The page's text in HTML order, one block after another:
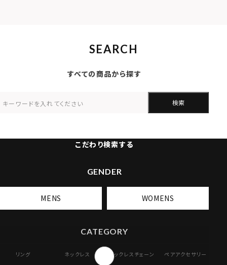
SEARCH
すべての商品から探す
検索
こだわり検索する
GENDER
MENS WOMENS
CATEGORY
リング ネックレス ネックレスチェーン ペアアクセサリー